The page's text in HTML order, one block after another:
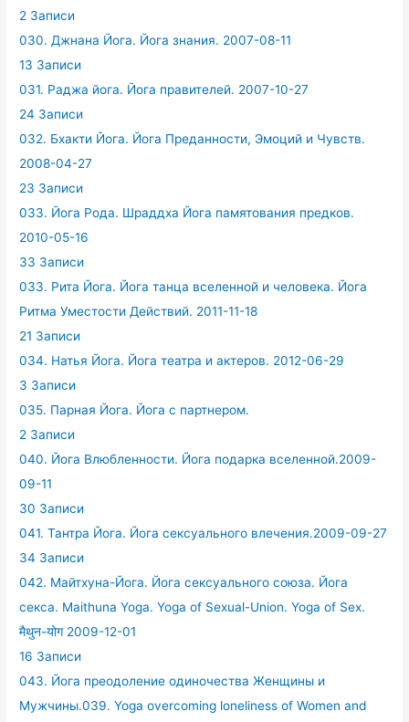
2 Записи
030. Джнана Йога. Йога знания. 2007-08-11
13 Записи
031. Раджа йога. Йога правителей. 2007-10-27
24 Записи
032. Бхакти Йога. Йога Преданности, Эмоций и Чувств.
2008-04-27
23 Записи
033. Йога Рода. Шраддха Йога памятования предков.
2010-05-16
33 Записи
033. Рита Йога. Йога танца вселенной и человека. Йога
Ритма Уместости Действий. 2011-11-18
21 Записи
034. Натья Йога. Йога театра и актеров. 2012-06-29
3 Записи
035. Парная Йога. Йога с партнером.
2 Записи
040. Йога Влюбленности. Йога подарка вселенной.2009-
09-11
30 Записи
041. Тантра Йога. Йога сексуального влечения.2009-09-27
34 Записи
042. Майтхуна-Йога. Йога сексуального союза. Йога
секса. Maithuna Yoga. Yoga of Sexual-Union. Yoga of Sex.
मैथुन-योग 2009-12-01
16 Записи
043. Йога преодоление одиночества Женщины и
Мужчины.039. Yoga overcoming loneliness of Women and